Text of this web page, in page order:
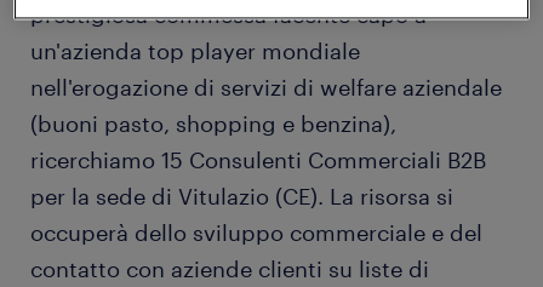
prestigiosa commessa facente capo a
un'azienda top player mondiale
nell'erogazione di servizi di welfare aziendale
(buoni pasto, shopping e benzina),
ricerchiamo 15 Consulenti Commerciali B2B
per la sede di Vitulazio (CE). La risorsa si
occuperà dello sviluppo commerciale e del
contatto con aziende clienti su liste di